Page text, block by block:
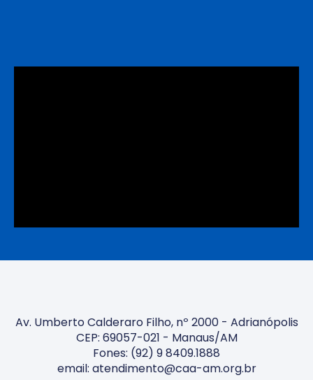
Av. Umberto Calderaro Filho, nº 2000 - Adrianópolis
CEP: 69057-021 - Manaus/AM
Fones: (92) 9 8409.1888
email: atendimento@caa-am.org.br